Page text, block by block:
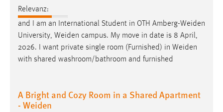
Relevanz:
and I am an International Student in OTH Amberg-Weiden
University, Weiden campus. My move in date is 8 April,
2026. I want private single room (Furnished) in Weiden
with shared washroom/bathroom and furnished
A Bright and Cozy Room in a Shared Apartment
- Weiden